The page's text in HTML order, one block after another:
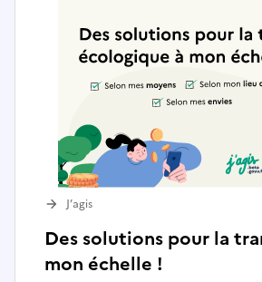
Des solutions pour la
mon échelle !
J’agis